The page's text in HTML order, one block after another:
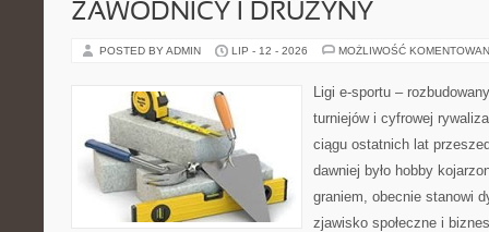
ZAWODNICY I DRUŻYNY
POSTED BY ADMIN LIP - 12 - 2026 MOŻLIWOŚĆ
Ligi e-sportu –
turniejów i cyfrowej
ciągu ostatnich lat
dawniej było hobby
graniem, obecnie stanowi
zjawisko społeczne i